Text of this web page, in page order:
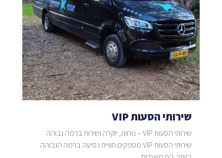
שירותי הסעות VIP
שירותי הסעות VIP – נוחות, יוקרה ושירות ברמה גבוהה
שירותי הסעות VIP מספקים חוויית נסיעה ברמה הגבוהה